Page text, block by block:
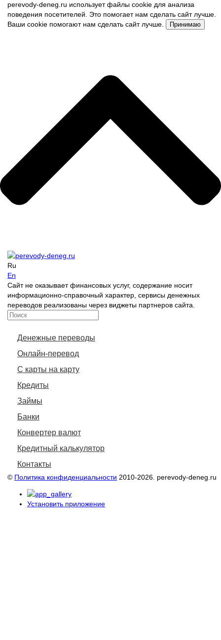
perevody-deneg.ru использует файлы cookie для анализа
поведения посетителей. Это помогает нам сделать сайт лучше.
Ваши cookie помогают нам сделать сайт лучше.
Принимаю
Ru
En
Сайт не оказывает финансовых услуг, содержание носит
информационно-справочный характер, сервисы денежных
переводов реализованы через виджеты партнеров сайта.
Денежные переводы
Онлайн-перевод
С карты на карту
Кредиты
Займы
Банки
Конвертер валют
Кредитный калькулятор
Контакты
© Политика конфиденциальности 2010-2026. perevody-deneg.ru
Установить приложение